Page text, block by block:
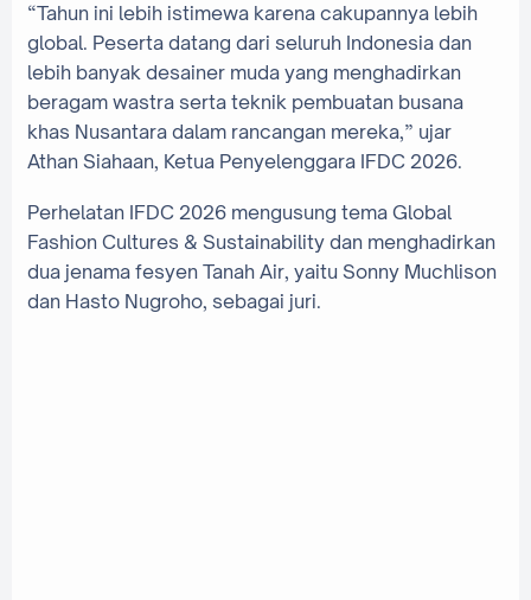
“Tahun ini lebih istimewa karena cakupannya lebih
global. Peserta datang dari seluruh Indonesia dan
lebih banyak desainer muda yang menghadirkan
beragam wastra serta teknik pembuatan busana
khas Nusantara dalam rancangan mereka,” ujar
Athan Siahaan, Ketua Penyelenggara IFDC 2026.
Perhelatan IFDC 2026 mengusung tema Global
Fashion Cultures & Sustainability dan menghadirkan
dua jenama fesyen Tanah Air, yaitu Sonny Muchlison
dan Hasto Nugroho, sebagai juri.